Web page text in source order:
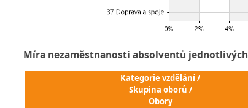
Míra nezaměstnanosti absolventů
Kategorie vzdělání /
Skupina oborů /
Obory